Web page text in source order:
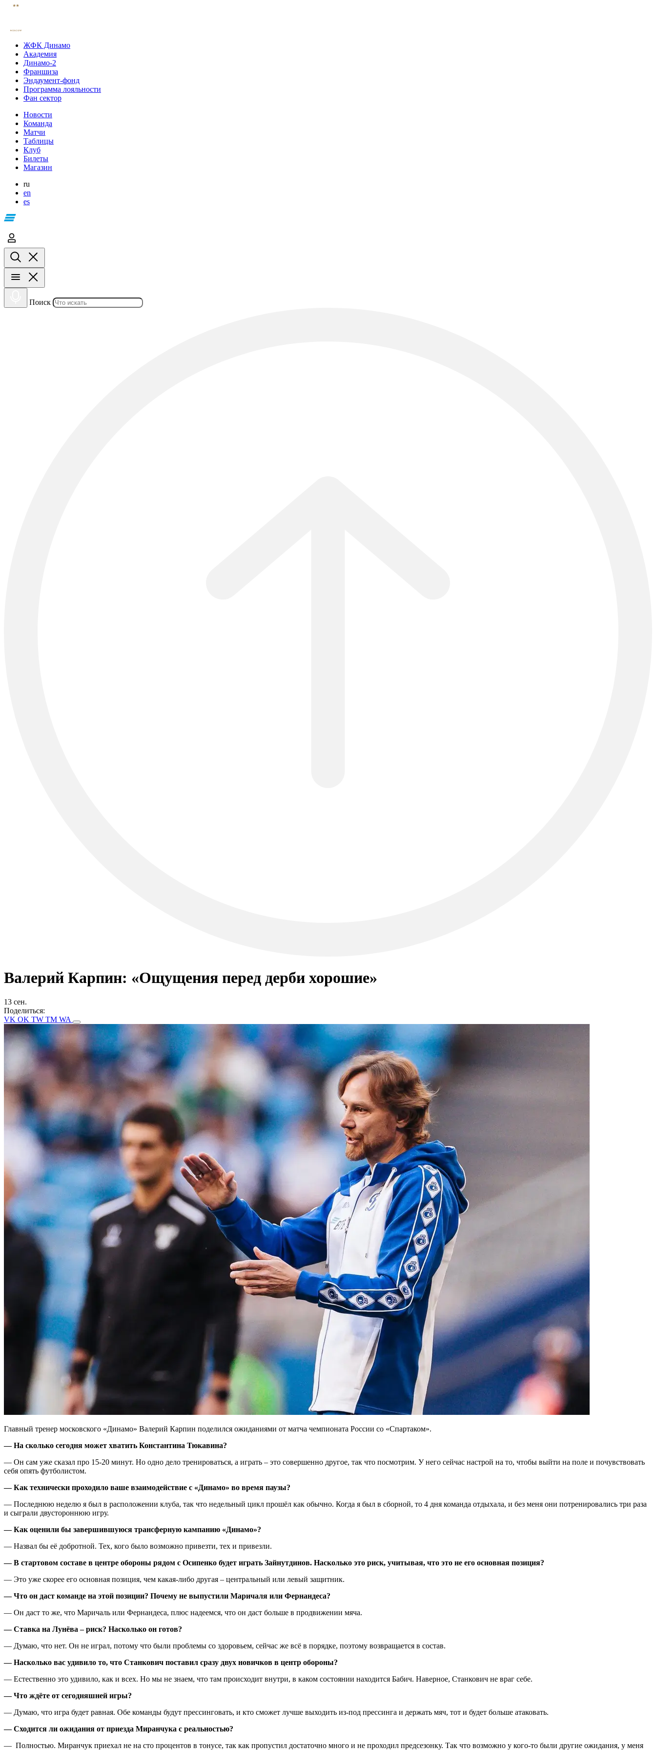
ЖФК Динамо
Академия
Динамо-2
Франшиза
Эндаумент-фонд
Программа лояльности
Фан сектор
Новости
Команда
Матчи
Таблицы
Клуб
Билеты
Магазин
ru
en
es
Поиск
Валерий Карпин: «Ощущения перед дерби хорошие»
13 сен.
Поделиться:
VK OK TW TM WA
Главный тренер московского «Динамо» Валерий Карпин поделился ожиданиями от матча чемпионата России со «Спартаком».
— На сколько сегодня может хватить Константина Тюкавина?
— Он сам уже сказал про 15-20 минут. Но одно дело тренироваться, а играть – это совершенно другое, так что посмотрим. У него сейчас настрой на то, чтобы выйти на поле и почувствовать
себя опять футболистом.
— Как технически проходило ваше взаимодействие с «Динамо» во время паузы?
— Последнюю неделю я был в расположении клуба, так что недельный цикл прошёл как обычно. Когда я был в сборной, то 4 дня команда отдыхала, и без меня они потренировались три раза
и сыграли двустороннюю игру.
— Как оценили бы завершившуюся трансферную кампанию «Динамо»?
— Назвал бы её добротной. Тех, кого было возможно привезти, тех и привезли.
— В стартовом составе в центре обороны рядом с Осипенко будет играть Зайнутдинов. Насколько это риск, учитывая, что это не его основная позиция?
— Это уже скорее его основная позиция, чем какая-либо другая – центральный или левый защитник.
— Что он даст команде на этой позиции? Почему не выпустили Маричаля или Фернандеса?
— Он даст то же, что Маричаль или Фернандеса, плюс надеемся, что он даст больше в продвижении мяча.
— Ставка на Лунёва – риск? Насколько он готов?
— Думаю, что нет. Он не играл, потому что были проблемы со здоровьем, сейчас же всё в порядке, поэтому возвращается в состав.
— Насколько вас удивило то, что Станкович поставил сразу двух новичков в центр обороны?
— Естественно это удивило, как и всех. Но мы не знаем, что там происходит внутри, в каком состоянии находится Бабич. Наверное, Станкович не враг себе.
— Что ждёте от сегодняшней игры?
— Думаю, что игра будет равная. Обе команды будут прессинговать, и кто сможет лучше выходить из-под прессинга и держать мяч, тот и будет больше атаковать.
— Сходится ли ожидания от приезда Миранчука с реальностью?
— Полностью. Миранчук приехал не на сто процентов в тонусе, так как пропустил достаточно много и не проходил предсезонку. Так что возможно у кого-то были другие ожидания, у меня